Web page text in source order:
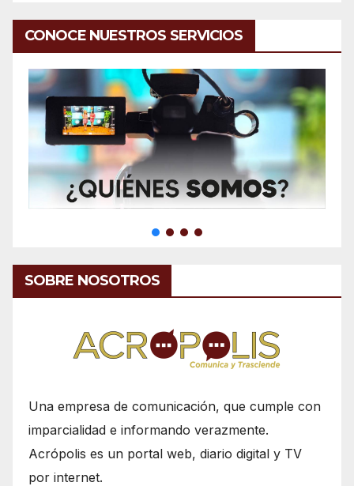
CONOCE NUESTROS SERVICIOS
SOBRE NOSOTROS
Una empresa de comunicación, que cumple con
imparcialidad e informando verazmente.
Acrópolis es un portal web, diario digital y TV
por internet.